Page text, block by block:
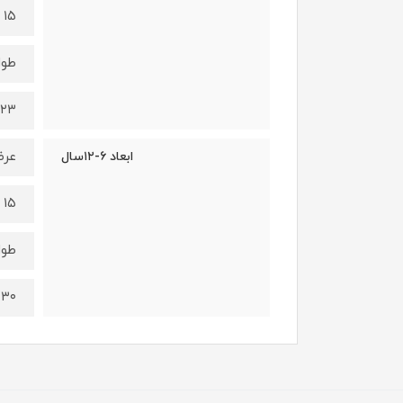
۱۵ سانتی‌متر
۲۳ سانتی‌متر
ابعاد ۶-۱۲سال
۱۵ سانتی‌متر
۳۰ سانتی‌متر